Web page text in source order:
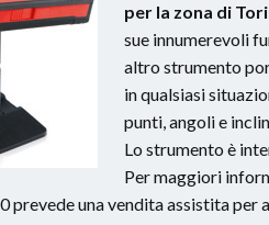
per la zona di
sue innumerevoli
altro strumento
in qualsiasi
punti, angoli e
Lo strumento è
Per maggiori
prevede una vendita assistita per